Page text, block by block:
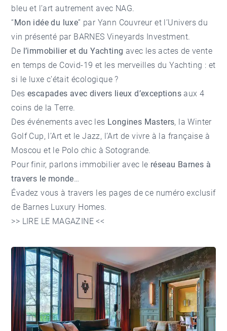
bleu et l’art autrement avec NAG.
“Mon idée du luxe” par Yann Couvreur et l’Univers du
vin présenté par BARNES Vineyards Investment.
De l’immobilier et du Yachting avec les actes de vente
en temps de Covid-19 et les merveilles du Yachting : et
si le luxe c’était écologique ?
Desescapades avec divers lieux d’exceptions aux 4
coins de la Terre.
Des événements avec les Longines Masters, la Winter
Golf Cup, l’Art et le Jazz, l’Art de vivre à la française à
Moscou et le Polo chic à Sotogrande.
Pour finir, parlons immobilier avec le réseau Barnes à
travers le monde…
Évadez vous à travers les pages de ce numéro exclusif
de Barnes Luxury Homes.
>> LIRE LE MAGAZINE<<